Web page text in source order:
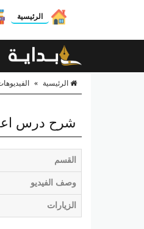
الرئيسية
الرئيسية »
شرح درس
القسم
وصف الفيديو
الزيارات